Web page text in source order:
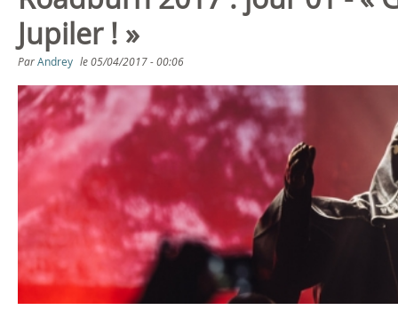
s
ê
t
e
s
i
c
i
Jupiler ! »
ParAndrey le05/04/2017 - 00:06